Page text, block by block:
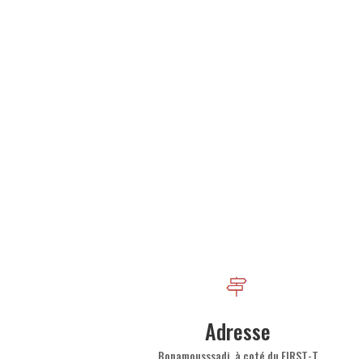
Adresse
Bonamousssadi, à coté du FIRST-T